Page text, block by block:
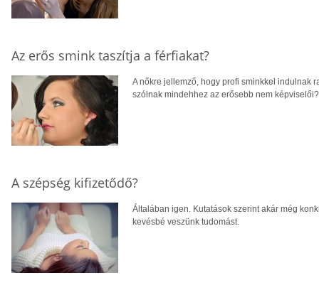
Az erős smink taszítja a férfiakat?
A nőkre jellemző, hogy profi sminkkel indulnak
szólnak mindehhez az erősebb nem
A szépség kifizetődő?
Általában igen. Kutatások szerint akár még
kevésbé veszünk tudomást.